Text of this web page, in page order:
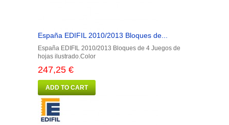
España EDIFIL 2010/2013 Bloques de...
España EDIFIL 2010/2013 Bloques de 4 Juegos de
hojas ilustrado.Color
247,25 €
ADD TO CART